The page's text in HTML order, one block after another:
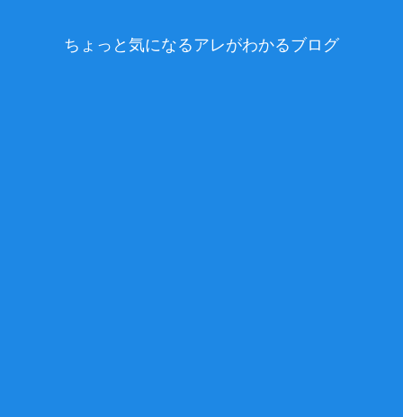
ちょっと気になるアレがわかるブログ